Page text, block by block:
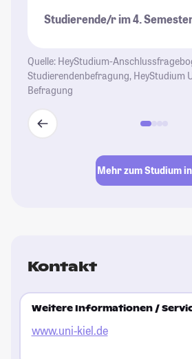
Studierende/r im 4.
Quelle: HeyStudium-
Studierendenbefragung, HeyStudium
Befragung
Mehr zum Studium
Kontakt
Weitere Informationen /
www.uni-kiel.de